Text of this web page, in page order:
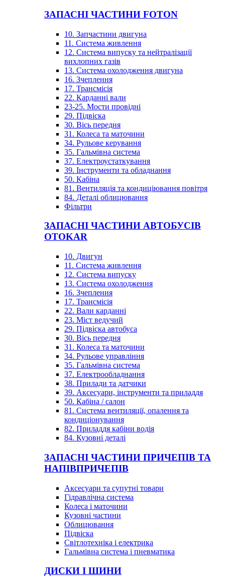
ЗАПАСНІ ЧАСТИНИ FOTON
10. Запчастини двигуна
11. Система живлення
12. Система випуску та нейтралізації
вихлопних газів
13. Система охолодження двигуна
16. Зчеплення
17. Трансмісія
22. Карданні вали
23-25. Мости провідні
29. Підвіска
30. Вісь передня
31. Колеса та маточини
34. Рульове керування
35. Гальмівна система
37. Електроустаткування
39. Інструменти та обладнання
50. Кабіна
81. Вентиляція та кондиціювання повітря
84. Деталі облицювання
Фільтри
ЗАПАСНІ ЧАСТИНИ АВТОБУСІВ
OTOKAR
10. Двигун
11. Система живлення
12. Система випуску
13. Система охолодження
16. Зчеплення
17. Трансмісія
22. Вали карданні
23. Міст ведучий
29. Підвіска автобуса
30. Вісь передня
31. Колеса та маточини
34. Рульове управління
35. Гальмівна система
37. Електрообладнання
38. Прилади та датчики
39. Аксесуари, інструменти та приладдя
50. Кабіна / салон
81. Система вентиляції, опалення та
кондиціонування
82. Приладдя кабіни водія
84. Кузовні деталі
ЗАПАСНІ ЧАСТИНИ ПРИЧЕПІВ ТА
НАПІВПРИЧЕПІВ
Аксесуари та супутні товари
Гідравлічна система
Колеса і маточини
Кузовні частини
Облицювання
Підвіска
Світлотехніка і електрика
Гальмівна система і пневматика
ДИСКИ І ШИНИ